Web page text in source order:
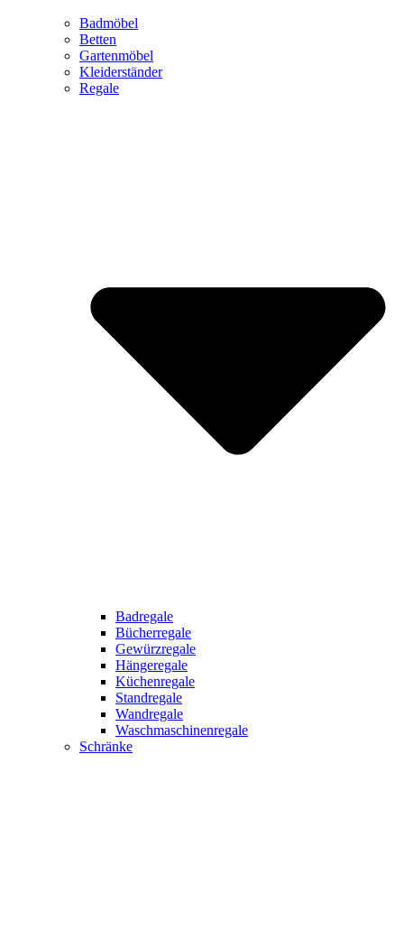
Badmöbel
Betten
Gartenmöbel
Kleiderständer
Regale
Badregale
Bücherregale
Gewürzregale
Hängeregale
Küchenregale
Standregale
Wandregale
Waschmaschinenregale
Schränke